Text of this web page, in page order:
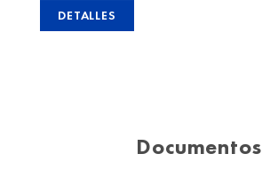
DETALLES
Documentos